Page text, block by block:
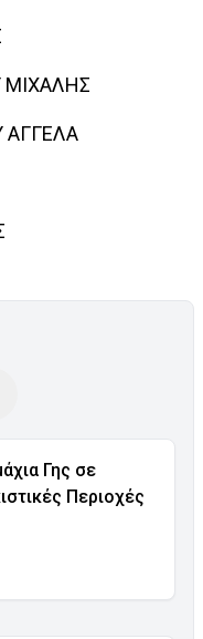
ΜΙΧΑΛΗΣ
ΑΓΓΕΛΑ
Γης σε
Περιοχές